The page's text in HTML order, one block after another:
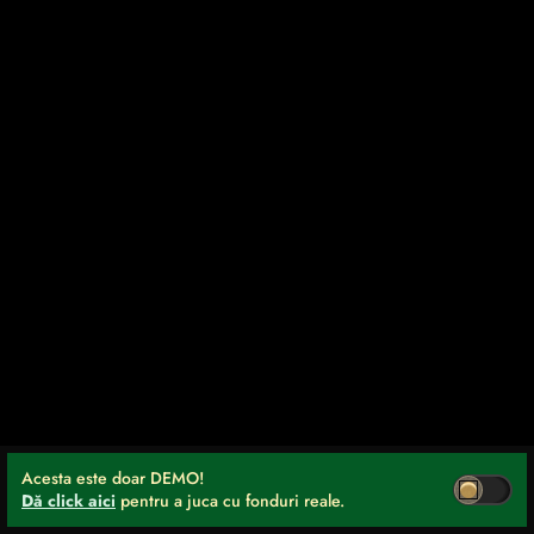
Acesta este doar DEMO!
Dă click aici pentru a juca cu fonduri reale.